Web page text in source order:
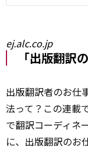
ej.alc.co.jp
「出版翻訳
出版翻訳者のお仕
法って？この連載
で翻訳コーディネ
に、出版翻訳のお